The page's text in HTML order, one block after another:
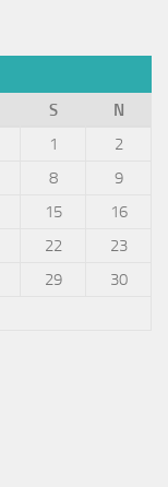
S
N
1
2
8
9
15
16
22
23
29
30